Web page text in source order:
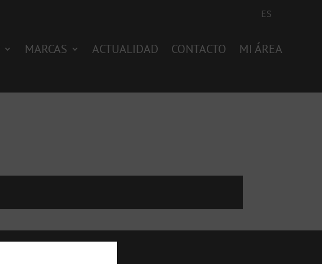
ES
MARCAS ACTUALIDAD CONTACTO MI ÁREA